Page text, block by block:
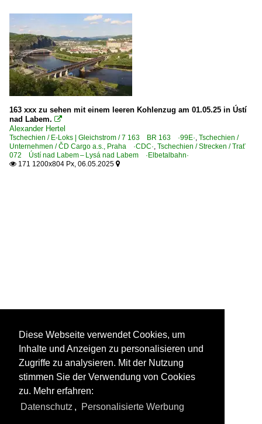
163 xxx zu sehen mit einem leeren Kohlenzug am 01.05.25 in Ústí
nad Labem. 
Alexander Hertel
Tschechien / E-Loks | Gleichstrom / 7 163 BR 163 ·99E·, Tschechien /
Unternehmen / ČD Cargo a.s., Praha ·CDC·, Tschechien / Strecken / Trať
072 Ústí nad Labem – Lysá nad Labem ·Elbetalbahn·
 171 1200x804 Px, 06.05.2025 
Diese Webseite verwendet Cookies, um
Inhalte und Anzeigen zu personalisieren und
Zugriffe zu analysieren. Mit der Nutzung
stimmen Sie der Verwendung von Cookies
zu. Mehr erfahren:
Datenschutz , Personalisierte Werbung